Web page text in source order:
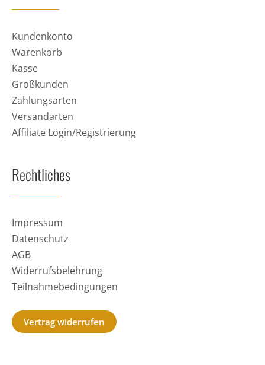
Kundenkonto
Warenkorb
Kasse
Großkunden
Zahlungsarten
Versandarten
Affiliate Login/Registrierung
Rechtliches
Impressum
Datenschutz
AGB
Widerrufsbelehrung
Teilnahmebedingungen
Vertrag widerrufen